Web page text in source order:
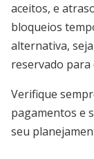
aceitos, e
bloqueios
alternativa,
reservado para
Verifique
pagamentos e
seu